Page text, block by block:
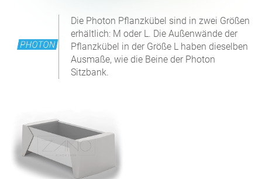
Die Photon Pflanzkübel sind in zwei Größen
erhältlich: M oder L. Die Außenwände der
Pflanzkübel in der Größe L haben dieselben
Ausmaße, wie die Beine der Photon
Sitzbank.